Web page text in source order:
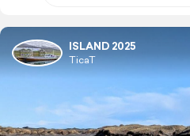
ISLAND 2025
TicaT